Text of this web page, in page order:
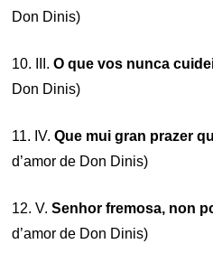
Don Dinis)
10. III.O que vos nunca
Don Dinis)
11. IV.Que mui gran prazer
d’amor de Don Dinis)
12. V.Senhor fremosa, non
d’amor de Don Dinis)